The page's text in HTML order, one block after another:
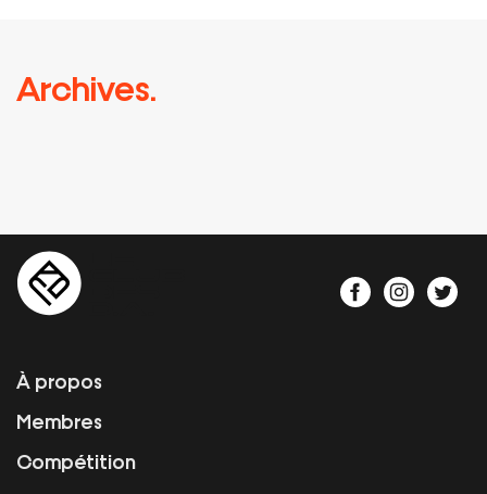
Archives.
À propos
Membres
Compétition